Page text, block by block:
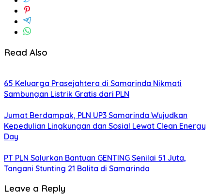
Read Also
65 Keluarga Prasejahtera di Samarinda Nikmati
Sambungan Listrik Gratis dari PLN
Jumat Berdampak, PLN UP3 Samarinda Wujudkan
Kepedulian Lingkungan dan Sosial Lewat Clean Energy
Day
PT PLN Salurkan Bantuan GENTING Senilai 51 Juta,
Tangani Stunting 21 Balita di Samarinda
Leave a Reply